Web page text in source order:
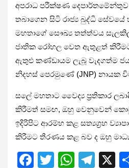
අපරාධ පරීක්ෂණ දෙපාර්තමේන්තුව
තබාගෙන සිටි රාජ්‍ය බුද්ධි සේවයේ
මහතාගේ සෞඛ්‍ය තත්ත්වය
ජාතික රෝහල වෙත ඇතුළත්
ඇතුළු කණ්ඩායම ලැබූ වැදගත්ම
නිදහස් පෙරමුණේ (JNP) නායක
සලේ මහතාට වෛද්‍ය ප්‍රතිකාර
කිරීමත් සමඟ, ඔහු වෙනුවෙන්
ඉදිරිපිට ආරම්භ කළ සත්‍යග්‍රහ
කිරීමට තීරණය කළ බව ද ඔහු
F
T
W T
X